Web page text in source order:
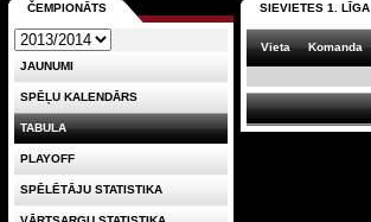
SIEVIETES 1. LĪGA
Vieta Komanda
ČEMPIONĀTS
JAUNUMI
SPĒĻU KALENDĀRS
TABULA
PLAYOFF
SPĒLĒTĀJU STATISTIKA